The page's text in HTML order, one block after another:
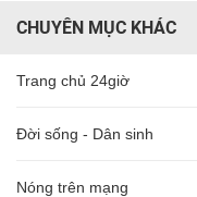
CHUYÊN MỤC KHÁC
Trang chủ 24giờ
Đời sống - Dân sinh
Nóng trên mạng